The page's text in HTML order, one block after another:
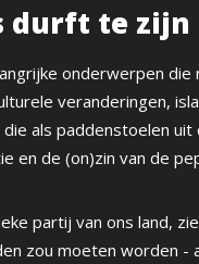
durft te zijn
onderwerpen
veranderingen,
als paddenstoelen
en de (on)zin van de
partij van ons land,
zou moeten worden -